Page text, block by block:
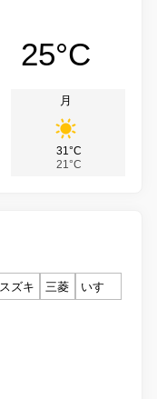
25°C
月
31°C
21°C
スズキ 三菱
いすゞ